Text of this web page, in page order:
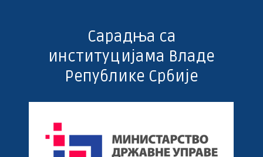
Сарадња са
институцијама Владе
Републике Србије